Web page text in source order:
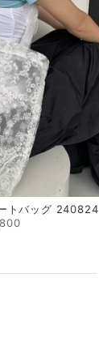
トバッグ 240824